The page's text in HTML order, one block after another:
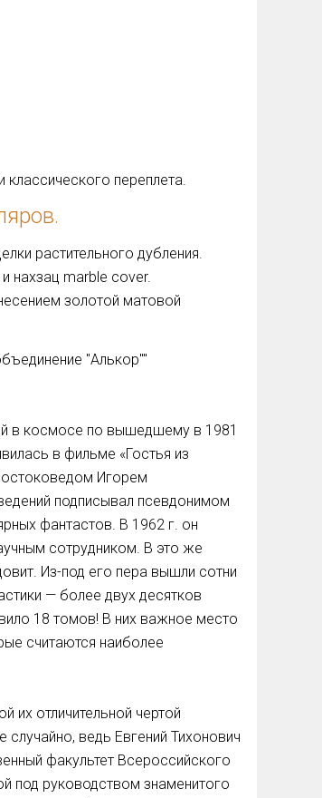
переплета.
растительного дубления.
нахзац marble cover.
золотой матовой
"Алькор""
в космосе по вышедшему в 1981
в фильме «Гостья из
Игорем
подписывал псевдонимом
фантастов. В 1962 г. он
сотрудником. В это же
Из-под его пера вышли сотни
— более двух десятков
18 томов! В них важное место
считаются наиболее
их отличительной чертой
ведь Евгений Тихонович
факультет Всероссийского
под руководством знаменитого